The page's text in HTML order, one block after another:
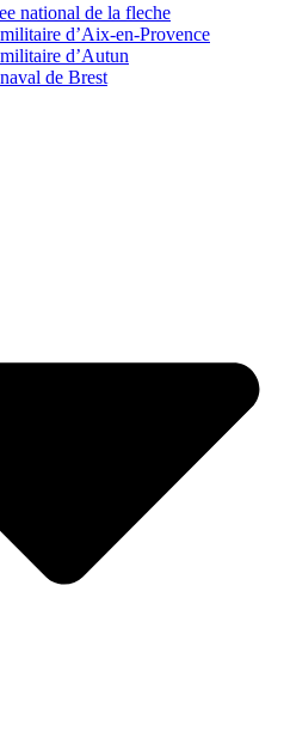
national de la fleche
d’Aix-en-Provence
d’Autun
de Brest